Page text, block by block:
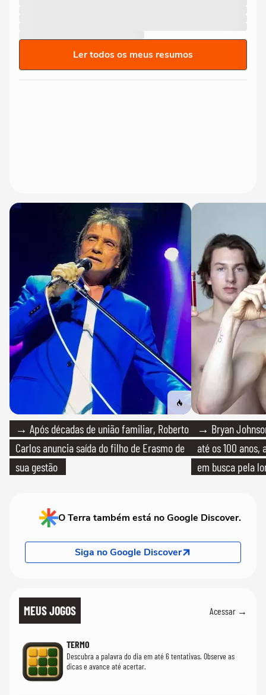
Ler todos os meus resumos
→ Após décadas de união familiar, Roberto
Carlos anuncia saída do filho de Erasmo de
sua gestão
→ Bryan
até os 100
em busca pela
O Terra também está no Google Discover.
Siga no Google Discover
MEUS JOGOS Acessar →
TERMO
Descubra a palavra do dia em até 6 tentativas. Observe as
dicas e avance até acertar.